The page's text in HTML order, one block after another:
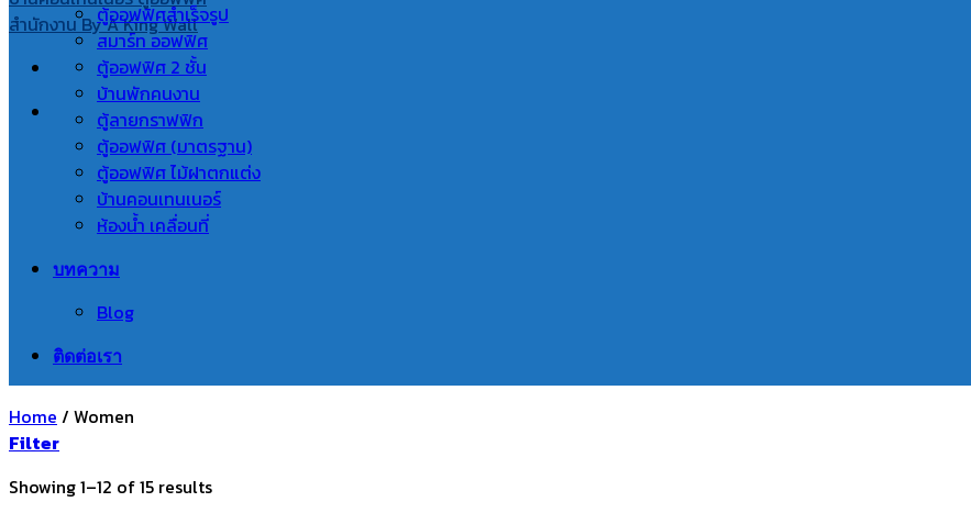
ตู้ออฟฟิศสำเร็จรูป
สมาร์ท ออฟฟิศ
ตู้ออฟฟิศ 2 ชั้น
บ้านพักคนงาน
ตู้ลายกราฟฟิก
ตู้ออฟฟิศ (มาตรฐาน)
ตู้ออฟฟิศ ไม้ฝาตกแต่ง
บ้านคอนเทนเนอร์
ห้องน้ำ เคลื่อนที่
บทความ
Blog
ติดต่อเรา
Home / Women
Filter
Showing 1–12 of 15 results